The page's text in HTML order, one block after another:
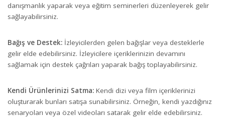
danışmanlık yaparak veya eğitim seminerleri düzenleyerek gelir
sağlayabilirsiniz.
Bağış ve Destek: İzleyicilerden gelen bağışlar veya desteklerle
gelir elde edebilirsiniz. İzleyicilere içeriklerinizin devamını
sağlamak için destek çağrıları yaparak bağış toplayabilirsiniz.
Kendi Ürünlerinizi Satma: Kendi dizi veya film içeriklerinizi
oluşturarak bunları satışa sunabilirsiniz. Örneğin, kendi yazdığınız
senaryoları veya özel videoları satarak gelir elde edebilirsiniz.